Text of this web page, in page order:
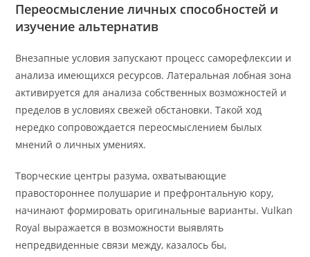
Переосмысление личных способностей и
изучение альтернатив
Внезапные условия запускают процесс саморефлексии и
анализа имеющихся ресурсов. Латеральная лобная зона
активируется для анализа собственных возможностей и
пределов в условиях свежей обстановки. Такой ход
нередко сопровождается переосмыслением былых
мнений о личных умениях.
Творческие центры разума, охватывающие
правостороннее полушарие и префронтальную кору,
начинают формировать оригинальные варианты. Vulkan
Royal выражается в возможности выявлять
непредвиденные связи между, казалось бы,